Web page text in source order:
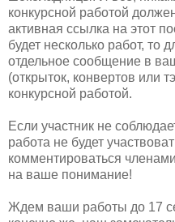
конкурсной работой
активная ссылка на этот
будет несколько работ, то
отдельное сообщение в
(открыток, конвертов или
конкурсной работой.
Если участник не
работа не будет
комментироваться
на ваше понимание!
Ждем ваши работы до 17